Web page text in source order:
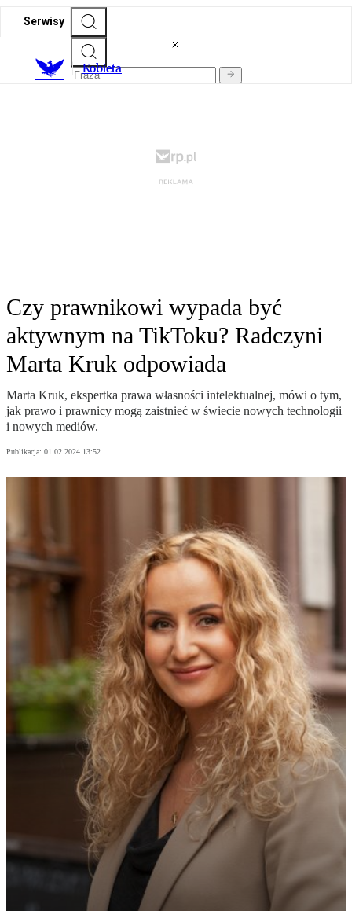
Serwisy
Kobieta
Czy prawnikowi wypada być
aktywnym na TikToku? Radczyni
Marta Kruk odpowiada
Marta Kruk, ekspertka prawa własności intelektualnej, mówi o tym,
jak prawo i prawnicy mogą zaistnieć w świecie nowych technologii
i nowych mediów.
Publikacja: 01.02.2024 13:52